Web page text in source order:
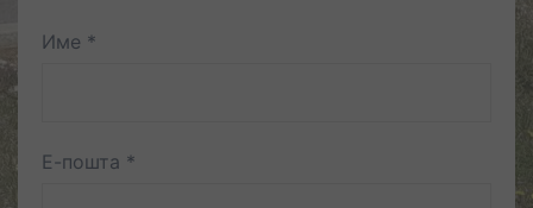
Име *
Е-пошта *